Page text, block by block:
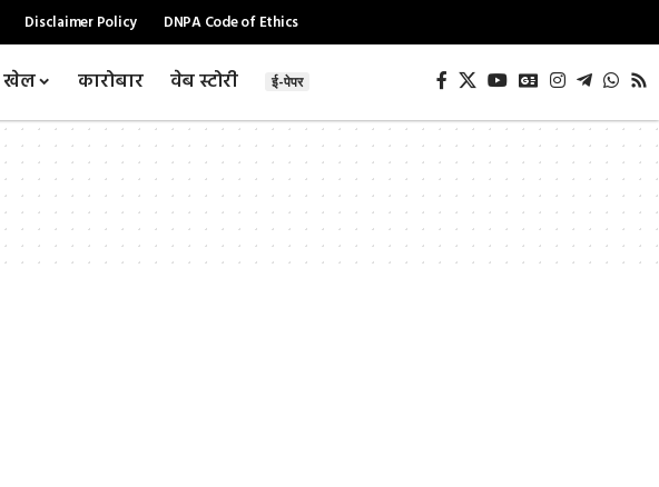
Disclaimer Policy DNPA Code of Ethics
खेल कारोबार वेब स्टोरी ई-पेपर